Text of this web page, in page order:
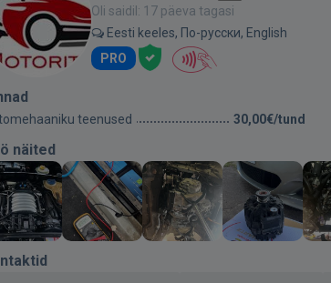
Oli saidil: 17 päeva tagasi
Eesti keeles, По-русски, English
PRO
teenused 30,00€/tund
näited